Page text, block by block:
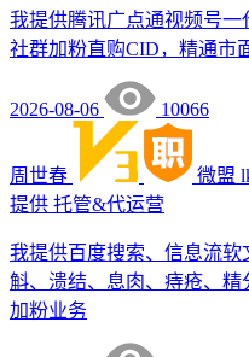
我提供腾讯广点通视频号
社群加粉直购CID，精通市
2026-08-06 10066
周世春 微盟
提供 托管&代运营
我提供百度搜索、信息流
斛、溃结、息肉、痔疮、
加粉业务